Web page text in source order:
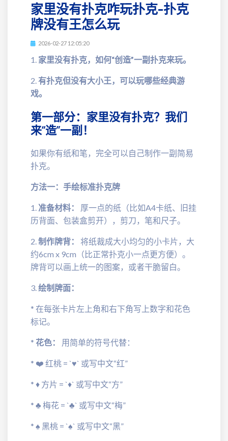
家里没有扑克咋玩扑克-扑克
牌没有王怎么玩
2026-02-27 12:05:20
1. 家里没有扑克，如何“创造”一副扑克来玩。
2.有扑克但没有大小王，可以玩哪些经典游
戏。
第一部分：家里没有扑克？我们
来“造”一副！
如果你有纸和笔，完全可以自己制作一副简易
扑克。
方法一：手绘标准扑克牌
1. 准备材料：
厚一点的纸（比如A4卡纸、旧挂
历背面、包装盒剪开），剪刀，笔和尺子。
2.制作牌背：
将纸裁成大小均匀的小卡片，大
约6cm x 9cm（比正常扑克小一点更方便）。
牌背可以画上统一的图案，或者干脆留白。
3.绘制牌面：
* 在每张卡片左上角和右下角写上数字和花色
标记。
* 花色： 用简单的符号代替：
* ❤️ 红桃 = `♥` 或写中文“红”
* ♦️ 方片 = `♦` 或写中文“方”
* ♣️ 梅花 = `♣` 或写中文“梅”
* ♠️ 黑桃 = `♠` 或写中文“黑”